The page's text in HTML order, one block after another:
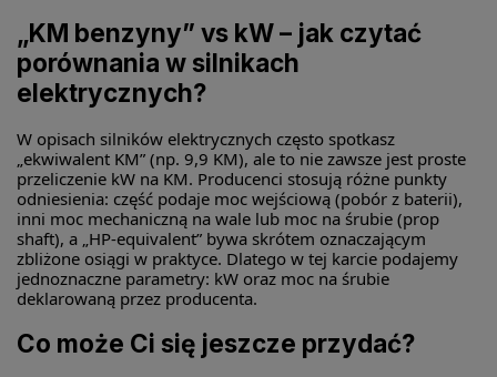
„KM benzyny” vs kW – jak czytać
porównania w silnikach
elektrycznych?
W opisach silników elektrycznych często spotkasz
„ekwiwalent KM” (np. 9,9 KM), ale to nie zawsze jest proste
przeliczenie kW na KM. Producenci stosują różne punkty
odniesienia: część podaje moc wejściową (pobór z baterii),
inni moc mechaniczną na wale lub moc na śrubie (prop
shaft), a „HP-equivalent” bywa skrótem oznaczającym
zbliżone osiągi w praktyce. Dlatego w tej karcie podajemy
jednoznaczne parametry: kW oraz moc na śrubie
deklarowaną przez producenta.
Co może Ci się jeszcze przydać?